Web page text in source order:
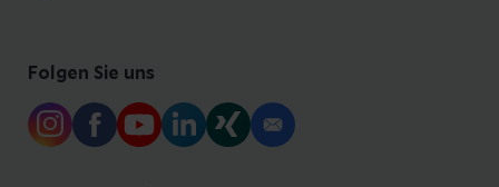
Folgen Sie uns